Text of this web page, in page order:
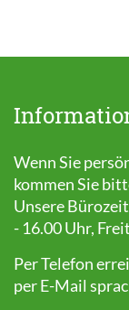
Wenn Sie
kommen Sie
Unsere
- 16.00 Uhr,
Per Telefon
per E-Mail